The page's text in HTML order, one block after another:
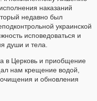
наказаний
недавно был
украинской
исповедоваться и
души и тела.
в Церковь и приобщение
нам крещение водой,
и обновления